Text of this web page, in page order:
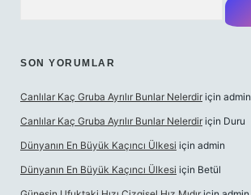
SON YORUMLAR
Canlılar Kaç Gruba Ayrılır Bunlar Nelerdir için admin
Canlılar Kaç Gruba Ayrılır Bunlar Nelerdir için Duru
Dünyanın En Büyük Kaçıncı Ülkesi için admin
Dünyanın En Büyük Kaçıncı Ülkesi için Betül